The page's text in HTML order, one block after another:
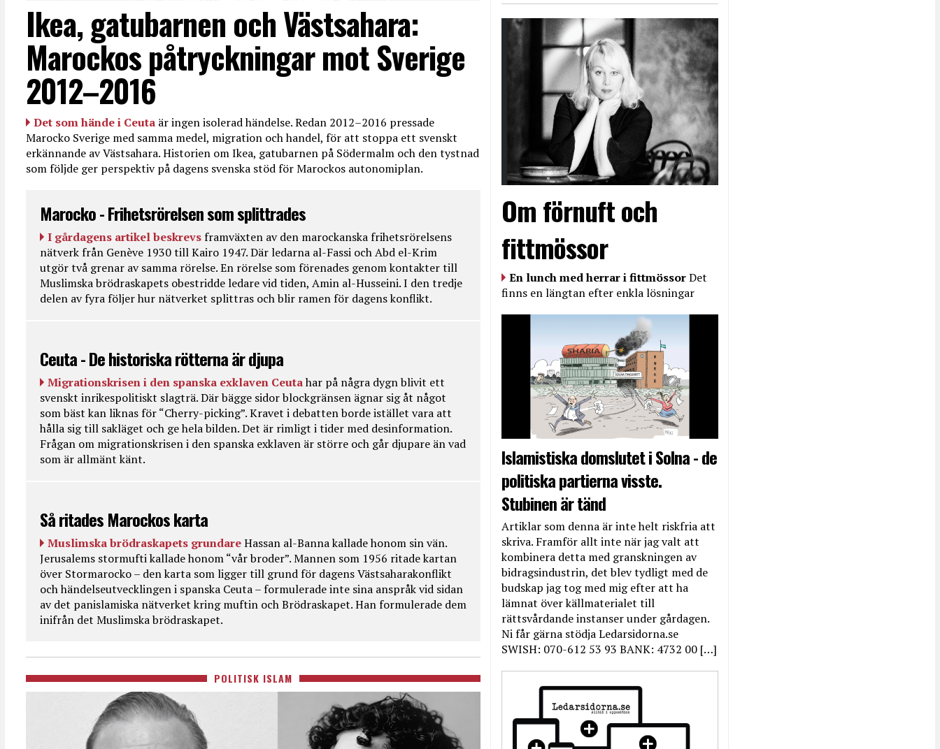
Ikea, gatubarnen och Västsahara:
Marockos påtryckningar mot Sverige
2012–2016
Det som hände i Ceuta är ingen isolerad händelse. Redan 2012–2016 pressade
Marocko Sverige med samma medel, migration och handel, för att stoppa ett svenskt
erkännande av Västsahara. Historien om Ikea, gatubarnen på Södermalm och den tystnad
som följde ger perspektiv på dagens svenska stöd för Marockos autonomiplan.
Marocko - Frihetsrörelsen som splittrades
I gårdagens artikel beskrevs framväxten av den marockanska frihetsrörelsens
nätverk från Genève 1930 till Kairo 1947. Där ledarna al-Fassi och Abd el-Krim
utgör två grenar av samma rörelse. En rörelse som förenades genom kontakter till
Muslimska brödraskapets obestridde ledare vid tiden, Amin al-Husseini. I den tredje
delen av fyra följer hur nätverket splittras och blir ramen för dagens konflikt.
Ceuta - De historiska rötterna är djupa
Migrationskrisen i den spanska exklaven Ceutahar på några dygn blivit ett
svenskt inrikespolitiskt slagträ. Där bägge sidor blockgränsen ägnar sig åt något
som bäst kan liknas för “Cherry-picking”. Kravet i debatten borde istället vara att
hålla sig till sakläget och ge hela bilden. Det är rimligt i tider med desinformation.
Frågan om migrationskrisen i den spanska exklaven är större och går djupare än vad
som är allmänt känt.
Så ritades Marockos karta
Muslimska brödraskapets grundareHassan al-Banna kallade honom sin vän.
Jerusalems stormufti kallade honom “vår broder”. Mannen som 1956 ritade kartan
över Stormarocko – den karta som ligger till grund för dagens Västsaharakonflikt
och händelseutvecklingen i spanska Ceuta – formulerade inte sina anspråk vid sidan
av det panislamiska nätverket kring muftin och Brödraskapet. Han formulerade dem
inifrån det Muslimska brödraskapet.
POLITISK ISLAM
Om förnuft och
fittmössor
En lunch med herrar i fittmössorDet
finns en längtan efter enkla lösningar
Islamistiska domslutet i Solna - de
politiska partierna visste.
Stubinen är tänd
Artiklar som denna är inte helt riskfria att
skriva. Framför allt inte när jag valt att
kombinera detta med granskningen av
bidragsindustrin, det blev tydligt med de
budskap jag tog med mig efter att ha
lämnat över källmaterialet till
rättsvårdande instanser under gårdagen.
Ni får gärna stödja Ledarsidorna.se
SWISH: 070-612 53 93 BANK: 4732 00 […]